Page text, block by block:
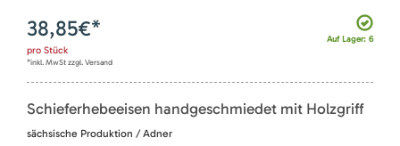
Auf Lager: 6
38,85€*
pro Stück
*inkl. MwSt zzgl. Versand
Schieferhebeeisen handgeschmiedet mit Holzgriff
sächsische Produktion / Adner